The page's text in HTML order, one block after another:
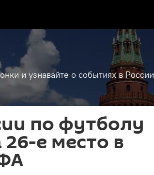
и узнавайте о событиях в России
по футболу
е место в